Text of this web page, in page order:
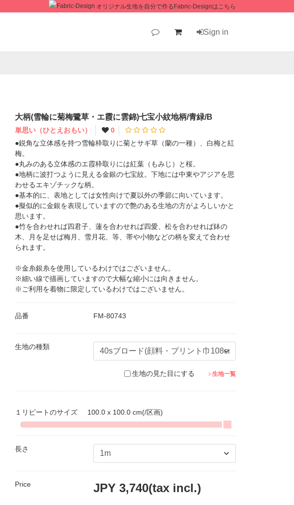
オリジナル生地を自分で作るFabric-Designはこちら
Sign in
大柄(雪輪に菊梅鷺草・エ霞に雲錦)七宝小紋地柄/青緑/B
単思い（ひとえおもい）
0
●鋭角な立体感を持つ雪輪枠取りに菊とサギ草（蘭の一種）、白梅と紅
梅。
●丸みのある立体感のエ霞枠取りには紅葉（もみじ）と桜。
●地柄に波打つように見える金銀の七宝紋。下地には中東やアジアを思
わせるエキゾチックな柄。
●基本的に、表地としては女性向けで夏以外の季節に向いています。
●擬似的に金銀を表現していますので艶のある生地の方がよろしいかと
思います。
●竹を合わせれば四君子、蓮を合わせれば四愛、松を合わせれば鉢の
木、月を足せば梅月、雪月花、等、帯や小物などの柄を変えて合わせ
られます。
※金糸銀糸を使用しているわけではございません。
※細い線で描画していますので大幅な縮小には向きません。
※ご利用を着物に限定しているわけではございません。
品番 FM-80743
生地の種類
生地の見た目にする 生地一覧
１リピートのサイズ 100.0 x 100.0 cm(/区画)
長さ
Price JPY3,740(tax incl.)